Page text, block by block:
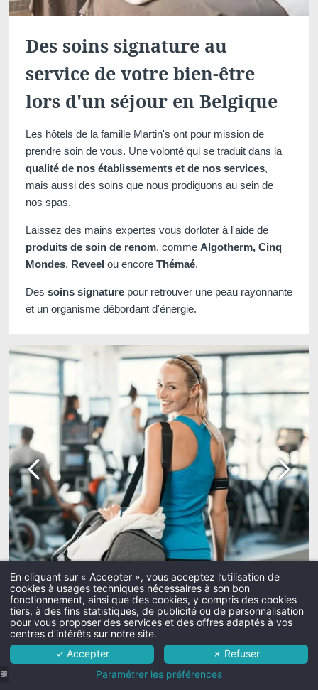
Des soins signature au
service de votre bien-être
lors d'un séjour en Belgique
Les hôtels de la famille Martin's ont pour mission de
prendre soin de vous. Une volonté qui se traduit dans la
qualité de nos établissements et de nos services,
mais aussi des soins que nous prodiguons au sein de
nos spas.
Laissez des mains expertes vous dorloter à l'aide de
produits de soin de renom, comme Algotherm, Cinq
Mondes, Reveel ou encore Thémaé.
Des soins signaturepour retrouver une peau rayonnante
et un organisme débordant d'énergie.
Un hôtel avec espace fitness
pour garder la forme à tout
moment
Minimum €10 moins
cher comparé aux
sites de réservations
Améliorez votre
séjour avec des
extras et activités
Martin's Hotels
L'hôtel
Chambres
Services
En cliquant sur « Accepter », vous acceptez l’utilisation de
cookies à usages techniques nécessaires à son bon
fonctionnement, ainsi que des cookies, y compris des cookies
tiers, à des fins statistiques, de publicité ou de personnalisation
pour vous proposer des services et des offres adaptés à vos
centres d’intérêts sur notre site.
✓ Accepter
✗ Refuser
Paramétrer les préférences